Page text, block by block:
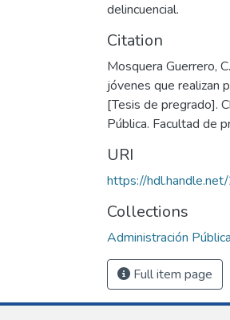
delincuencial.
Citation
Mosquera Guerrero,
jóvenes que realizan
[Tesis de pregrado].
Pública. Facultad de
URI
https://
Collections
Administración
Full item page